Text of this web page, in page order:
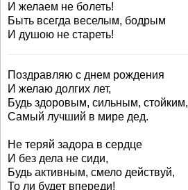
И желаем не болеть!
Быть всегда веселым, бодрым
И душою не стареть!
Поздравляю с днем рождения
И желаю долгих лет,
Будь здоровым, сильным, стойким,
Самый лучший в мире дед.
Не теряй задора в сердце
И без дела не сиди,
Будь активным, смело действуй,
То ли будет впереди!